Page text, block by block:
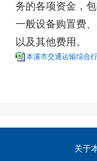
务的各项资金，
一般设备购置费
以及其他费用。
本溪市交通运输综合
关于